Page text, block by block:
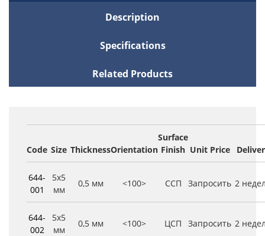
Description
Specifications
Related Products
Code Size ThicknessOrientation
Surface
Finish Unit Price
644-
001
5x5
мм
0,5 мм <100> ССП Запросить 2
644-
002
5x5
мм
0,5 мм <100> ЦСП Запросить 2